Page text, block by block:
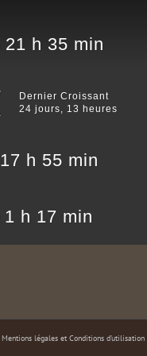
21 h 35 min
Dernier Croissant
24 jours, 13 heures
17 h 55 min
1 h 17 min
Mentions légales et Conditions d’utilisation